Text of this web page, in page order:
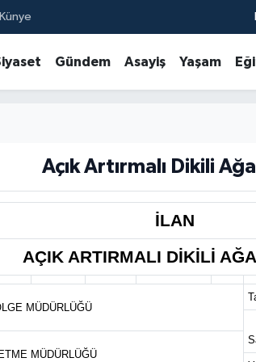
Gündem Asayiş Yaşam
Açık Artırmalı Dikili
İLAN
AÇIK ARTIRMALI DİKİLİ
MÜDÜRLÜĞÜ
MÜDÜRLÜĞÜ